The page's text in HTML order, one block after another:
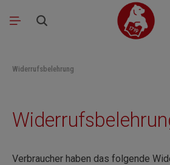
Zum Hauptinhalt springen
Widerrufsbelehrung
Verbraucher haben das folgende